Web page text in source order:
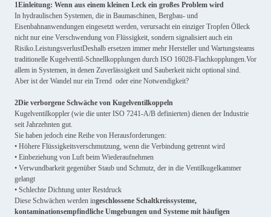
1Einleitung: Wenn aus einem kleinen Leck ein großes Problem wird
In hydraulischen Systemen, die in Baumaschinen, Bergbau- und
Eisenbahnanwendungen eingesetzt werden, verursacht ein einziger Tropfen Ölleck
nicht nur eine Verschwendung von Flüssigkeit, sondern signalisiert auch ein
Risiko.LeistungsverlustDeshalb ersetzen immer mehr Hersteller und Wartungsteams
traditionelle Kugelventil-Schnellkopplungen durch ISO 16028-Flachkopplungen.Vor
allem in Systemen, in denen Zuverlässigkeit und Sauberkeit nicht optional sind.
Aber ist der Wandel nur ein Trend  oder eine Notwendigkeit?
2Die verborgene Schwäche von Kugelventilkoppeln
Kugelventilkoppler (wie die unter ISO 7241-A/B definierten) dienen der Industrie
seit Jahrzehnten gut.
Sie haben jedoch eine Reihe von Herausforderungen:
• Höhere Flüssigkeitsverschmutzung, wenn die Verbindung getrennt wird
• Einbeziehung von Luft beim Wiederaufnehmen
• Verwundbarkeit gegenüber Staub und Schmutz, der in die Ventilkugelkammer
gelangt
• Schlechte Dichtung unter Restdruck
Diese Schwächen werden ingeschlossene Schaltkreissysteme,
kontaminationsempfindliche Umgebungen und Systeme mit häufigen